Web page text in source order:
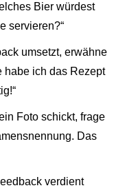
Bier würdest
servieren?“
umsetzt, erwähne
habe ich das Rezept
Foto schickt, frage
Das
verdient